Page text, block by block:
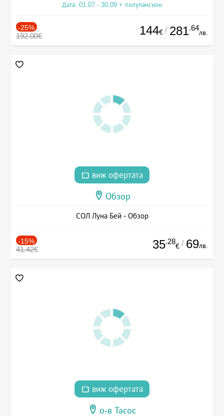
Дата: 01.07 - 30.09 + полупансион
-25%
192.00€ 144€ / 281.64
лв.
виж офертата
Обзор
СОЛ Луна Бей - Обзор
-15%
41.42€ 35.28
€ / 69лв.
виж офертата
о-в Тасос